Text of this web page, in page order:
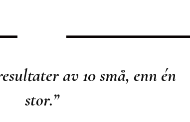
av 10 små, enn én
stor.”